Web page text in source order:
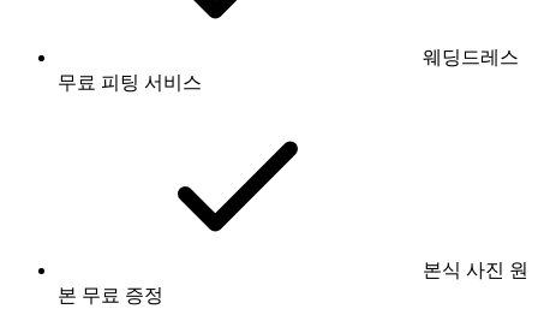
웨딩드레스
무료 피팅 서비스
본식 사진 원
본 무료 증정